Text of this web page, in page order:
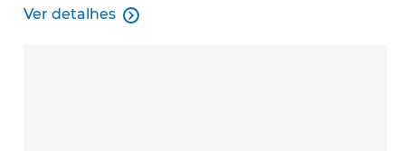
Ver detalhes
Ver detalhes
